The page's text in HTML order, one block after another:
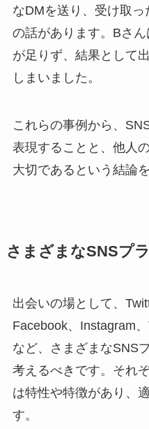
なDMを送り、受け取
の話があります。Bさ
が足りず、結果として
しまいました。
これらの事例から、
表現することと、他人
大切であるという結論
さまざまなSNSプ
出会いの場として、
Facebook、Instagram
など、さまざまなSNS
考えるべきです。それ
は特性や特徴があり、
す。